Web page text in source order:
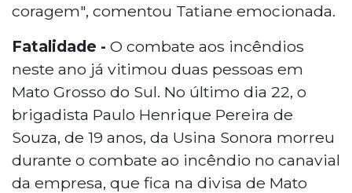
coragem", comentou Tatiane emocionada.
Fatalidade - O combate aos incêndios
neste ano já vitimou duas pessoas em
Mato Grosso do Sul. No último dia 22, o
brigadista Paulo Henrique Pereira de
Souza, de 19 anos, da Usina Sonora morreu
durante o combate ao incêndio no canavial
da empresa, que fica na divisa de Mato